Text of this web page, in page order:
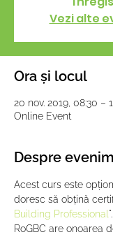
Vezi alte
Ora și locul
20 nov. 2019, 08:30 –
Online Event
Despre
Acest curs este
doresc să obțină
Building Professional ".
RoGBC are onoarea